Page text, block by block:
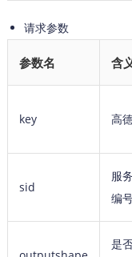
请求参数
参数名 含
key 高
sid
服
编
是